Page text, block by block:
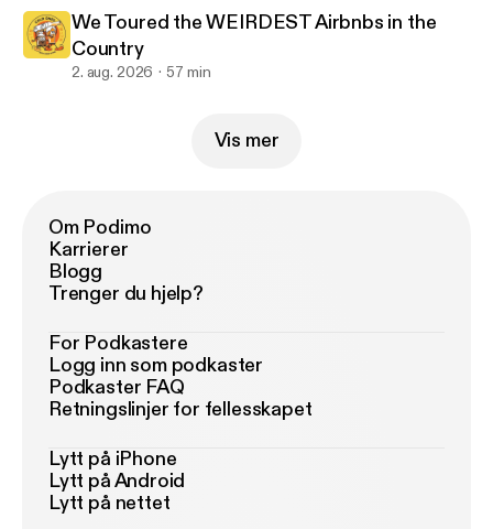
We Toured the WEIRDEST Airbnbs in the
Country
2. aug. 2026 57 min
Vis mer
Om Podimo
Karrierer
Blogg
Trenger du hjelp?
For Podkastere
Logg inn som podkaster
Podkaster FAQ
Retningslinjer for fellesskapet
Lytt på iPhone
Lytt på Android
Lytt på nettet